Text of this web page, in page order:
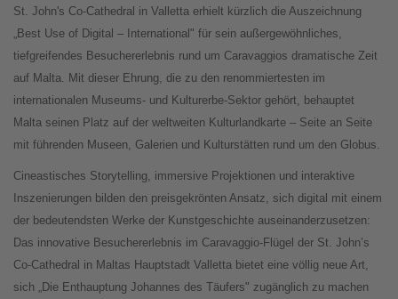
St. John's Co-Cathedral in Valletta erhielt kürzlich die Auszeichnung
„Best Use of Digital – International" für sein außergewöhnliches,
tiefgreifendes Besuchererlebnis rund um Caravaggios dramatische Zeit
auf Malta. Mit dieser Ehrung, die zu den renommiertesten im
internationalen Museums- und Kulturerbe-Sektor gehört, behauptet
Malta seinen Platz auf der weltweiten Kulturlandkarte – Seite an Seite
mit führenden Museen, Galerien und Kulturstätten rund um den Globus.
Cineastisches Storytelling, immersive Projektionen und interaktive
Inszenierungen bilden den preisgekrönten Ansatz, sich digital mit einem
der bedeutendsten Werke der Kunstgeschichte auseinanderzusetzen:
Das innovative Besuchererlebnis im Caravaggio-Flügel der St. John’s
Co-Cathedral in Maltas Hauptstadt Valletta bietet eine völlig neue Art,
sich „Die Enthauptung Johannes des Täufers" zugänglich zu machen